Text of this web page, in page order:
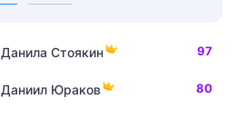
Данила Стоякин 97
Даниил Юраков 80